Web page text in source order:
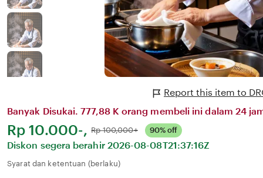
Report this item to
Banyak Disukai. 777,88 K orang membeli ini dalam 24
Harga:
Rp 10.000-, Normal:
Rp 100,000+ 90% off
Diskon segera berahir 2026-08-08T21:37:16Z
Syarat dan ketentuan (berlaku)